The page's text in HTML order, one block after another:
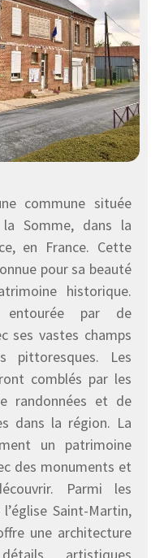
commune située
Somme, dans la
en France. Cette
pour sa beauté
historique.
par de
ses vastes champs
pittoresques. Les
comblés par les
randonnées et de
dans la région. La
un patrimoine
des monuments et
Parmi les
Saint-Martin,
une architecture
artistiques